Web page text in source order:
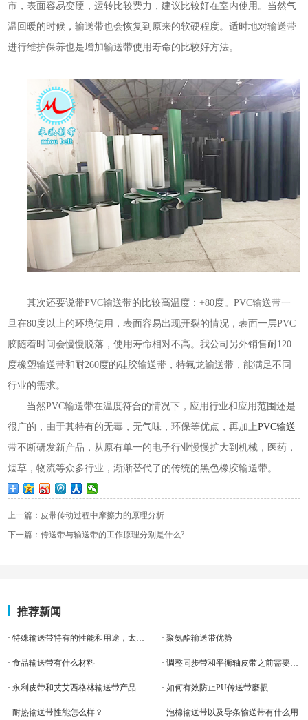
市，表面容易变硬，运转比较费力，建议比较好在室内使用。当然气
温回暖的时候，输送带也会恢复到原来的软硬程度。适时地对输送带
进行维护保养也是增加输送带使用寿命的比较好方法。
其次还要说带PVC输送带的比较高温度：+80度。PVC输送带一
旦在80度以上的环境使用，表面容易出现开裂的情况，表面一层PVC
胶随着时间会慢慢脱落，使用寿命相对不高。我公司另外销售耐120
度橡塑输送带和耐260度的硅胶输送带，特氟龙输送带，能满足不同
行业的需求。
当然PVC输送带在温度符合的情况下，应用行业和应用范围还是
很广的，由于其特有的无毒，无气味，环保等优点，再加上PVC输送
带不断研发新产品，从原有单一的电子行业慢慢扩大到机械，医药，
烟草，物流等众多行业，渐渐替代了的传统的黑色橡胶输送带。
上一篇：皮带传动过程中摩擦力的原理分析
下一篇：传送带与输送带的工作原理分别是什么?
推荐新闻
· 特殊输送带特有的性能和用途，太惊讶了 · 聚氨酯输送带优势
· 食品输送带有什么材料 · 调整同步带和平衡轴皮带之前需要注意的事项
· 永利皮带和艾艾西格林输送带产品对比 · 如何有效防止PU传送带磨损
· 耐热输送带性能怎么样？ · 泡棉输送带以及导条输送带有什么用